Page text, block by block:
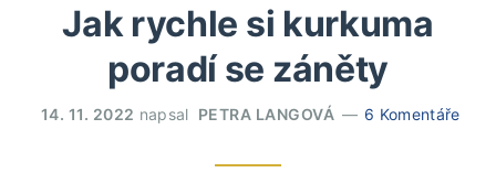
Jak rychle si kurkuma
poradí se záněty
14. 11. 2022 napsal PETRA LANGOVÁ 6 Komentáře